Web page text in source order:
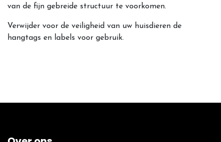
van de fijn gebreide structuur te voorkomen.
Verwijder voor de veiligheid van uw huisdieren de
hangtags en labels voor gebruik.